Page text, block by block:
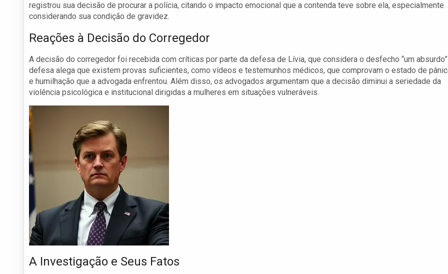
registrou sua decisão de procurar a polícia, citando o impacto emocional que a contenda teve sobre ela, especialmente
considerando sua condição de gravidez.
Reações à Decisão do Corregedor
A decisão do corregedor foi recebida com críticas por parte da defesa de Lívia, que considera o desfecho “um
defesa alega que existem provas suficientes, como vídeos e testemunhos médicos, que comprovam o estado de
e humilhação que a advogada enfrentou. Além disso, os advogados argumentam que a decisão diminui a seriedade da
violência psicológica e institucional dirigidas a mulheres em situações vulneráveis.
A Investigação e Seus Fatos